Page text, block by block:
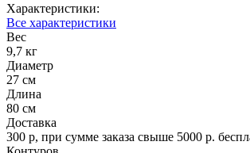
Характеристики:
Все характеристики
Вес
9,7 кг
Диаметр
27 см
Длина
80 см
Доставка
300 р, при сумме заказа свыше 5000 р.